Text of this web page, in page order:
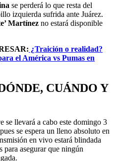
se perderá lo que resta del
izquierda sufrida ante Juárez.
Martínez no estará disponible
¿Traición o realidad?
el América vs Pumas en
CUÁNDO Y
se llevará a cabo este domingo 3
se espera un lleno absoluto en
en vivo estará blindada
para asegurar que ningún